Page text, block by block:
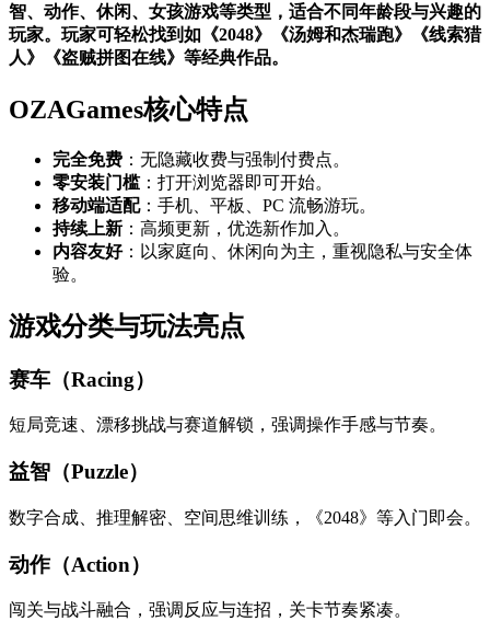
智、动作、休闲、女孩游戏等类型，适合不同年龄段与兴趣的
玩家。玩家可轻松找到如《2048》《汤姆和杰瑞跑》《线索猎
人》《盗贼拼图在线》等经典作品。
OZAGames核心特点
完全免费 ：无隐藏收费与强制付费点。
零安装门槛：打开浏览器即可开始。
移动端适配：手机、平板、PC 流畅游玩。
持续上新 ：高频更新，优选新作加入。
内容友好：以家庭向、休闲向为主，重视隐私与安全体
验。
游戏分类与玩法亮点
赛车（Racing）
短局竞速、漂移挑战与赛道解锁，强调操作手感与节奏。
益智（Puzzle）
数字合成、推理解密、空间思维训练，《2048》等入门即会。
动作（Action）
闯关与战斗融合，强调反应与连招，关卡节奏紧凑。